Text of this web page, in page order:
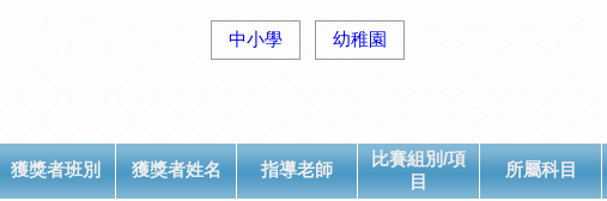
中小學 幼稚園
獲獎者班別 獲獎者姓名 指導老師
比賽組別/項
目
所屬科目